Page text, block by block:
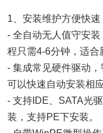
1、安装维护方便快速
- 全自动无人值守安
程只需4-6分钟，适合
- 集成常见硬件驱动
可以快速自动安装相
- 支持IDE、SATA光
装，支持PE下安装。